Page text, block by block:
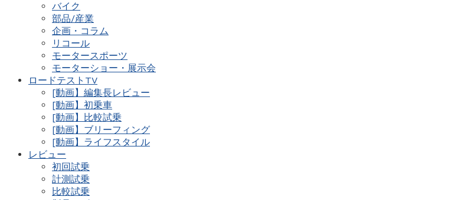
バイク
部品/産業
企画・コラム
リコール
モータースポーツ
モーターショー・展示会
ロードテストTV
[動画】編集長レビュー
[動画】初乗車
[動画】比較試乗
[動画】ブリーフィング
[動画】ライフスタイル
レビュー
初回試乗
計測試乗
比較試乗